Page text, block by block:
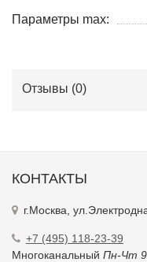
Параметры max:
Отзывы (0)
КОНТАКТЫ
г.Москва,
+7 (495) 118-23-39
Многоканальный Пн-Чт